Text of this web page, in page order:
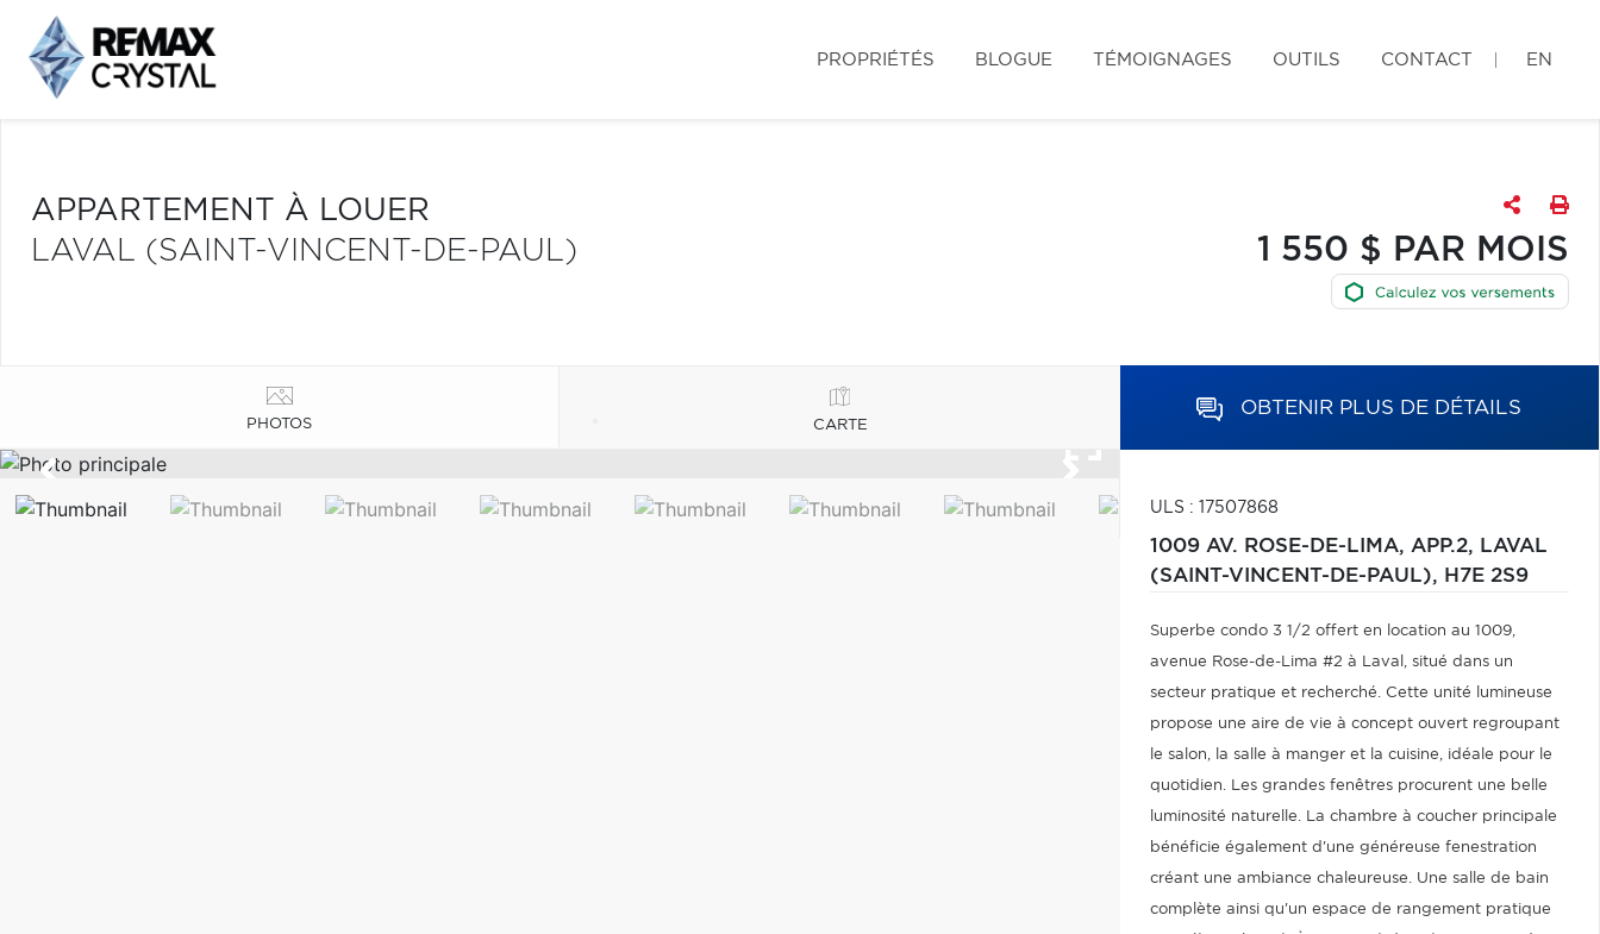
PROPRIÉTÉS BLOGUE TÉMOIGNAGES OUTILS CONTACT EN
APPARTEMENT À LOUER
LAVAL (SAINT-VINCENT-DE-PAUL)
1 550 $ PAR MOIS
PHOTOS CARTE
OBTENIR PLUS DE DÉTAILS
ULS : 17507868
1009 AV. ROSE-DE-LIMA, APP.2, LAVAL
(SAINT-VINCENT-DE-PAUL), H7E 2S9
Superbe condo 3 1/2 offert en location au 1009,
avenue Rose-de-Lima #2 à Laval, situé dans un
secteur pratique et recherché. Cette unité lumineuse
propose une aire de vie à concept ouvert regroupant
le salon, la salle à manger et la cuisine, idéale pour le
quotidien. Les grandes fenêtres procurent une belle
luminosité naturelle. La chambre à coucher principale
bénéficie également d'une généreuse fenestration
créant une ambiance chaleureuse. Une salle de bain
complète ainsi qu'un espace de rangement pratique